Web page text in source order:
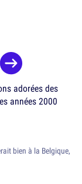
adorées des
années 2000
bien à la Belgique,